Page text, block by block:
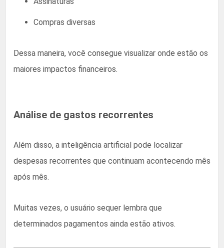
Compras diversas
Dessa maneira, você consegue visualizar onde estão os
maiores impactos financeiros.
Análise de gastos recorrentes
Além disso, a inteligência artificial pode localizar
despesas recorrentes que continuam acontecendo mês
após mês.
Muitas vezes, o usuário sequer lembra que
determinados pagamentos ainda estão ativos.